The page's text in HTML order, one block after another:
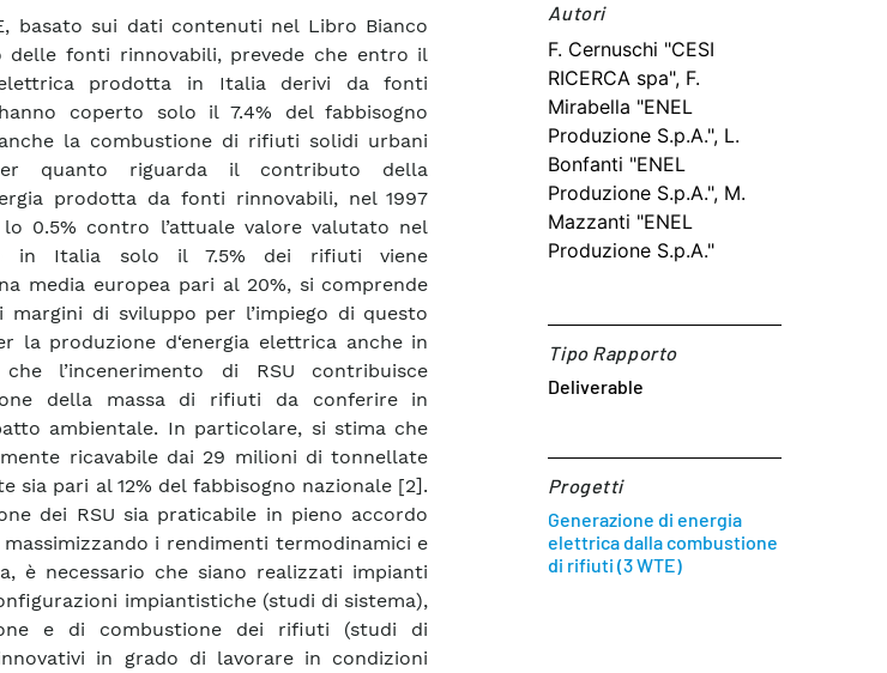
basato sui dati contenuti nel Libro Bianco
delle fonti rinnovabili, prevede che entro il
elettrica prodotta in Italia derivi da fonti
coperto solo il 7.4% del fabbisogno
la combustione di rifiuti solidi urbani
quanto riguarda il contributo della
prodotta da fonti rinnovabili, nel 1997
0.5% contro l’attuale valore valutato nel
in Italia solo il 7.5% dei rifiuti viene
media europea pari al 20%, si comprende
margini di sviluppo per l’impiego di questo
la produzione d‘energia elettrica anche in
l’incenerimento di RSU contribuisce
della massa di rifiuti da conferire in
ambientale. In particolare, si stima che
ricavabile dai 29 milioni di tonnellate
sia pari al 12% del fabbisogno nazionale [2].
dei RSU sia praticabile in pieno accordo
i rendimenti termodinamici e
è necessario che siano realizzati impianti
impiantistiche (studi di sistema),
e di combustione dei rifiuti (studi di
in grado di lavorare in condizioni
Autori​
F. Cernuschi "CESI
RICERCA spa", F.
Mirabella "ENEL
Produzione S.p.A.", L.
Bonfanti "ENEL
Produzione S.p.A.", M.
Mazzanti "ENEL
Produzione S.p.A."
Tipo Rapporto
Deliverable
Progetti
Generazione di energia
elettrica dalla combustione
di rifiuti (3 WTE)